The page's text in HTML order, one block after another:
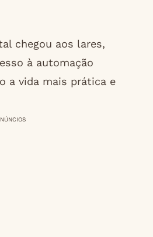
chegou aos lares,
à automação
a vida mais prática e